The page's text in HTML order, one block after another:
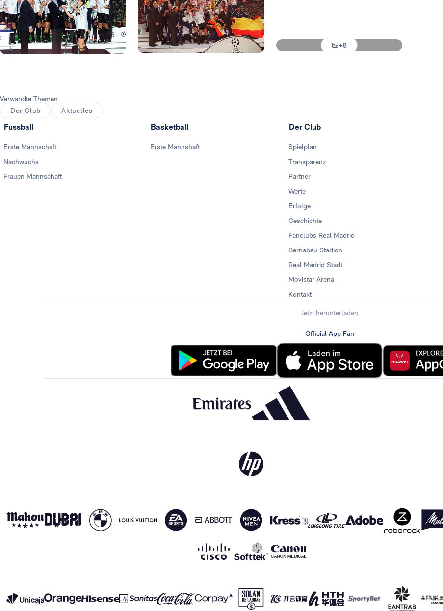
+8
Verwandte Themen
Der Club
Aktuelles
Fussball
Erste Mannschaft
Nachwuchs
Frauen Mannschaft
Basketball
Erste Mannshaft
Der Club
Spielplan
Transparenz
Partner
Werte
Erfolge
Geschichte
Fanclubs Real Madrid
Bernabéu Stadion
Real Madrid Stadt
Movistar Arena
Kontakt
Jetzt herunterladen
Official App Fan